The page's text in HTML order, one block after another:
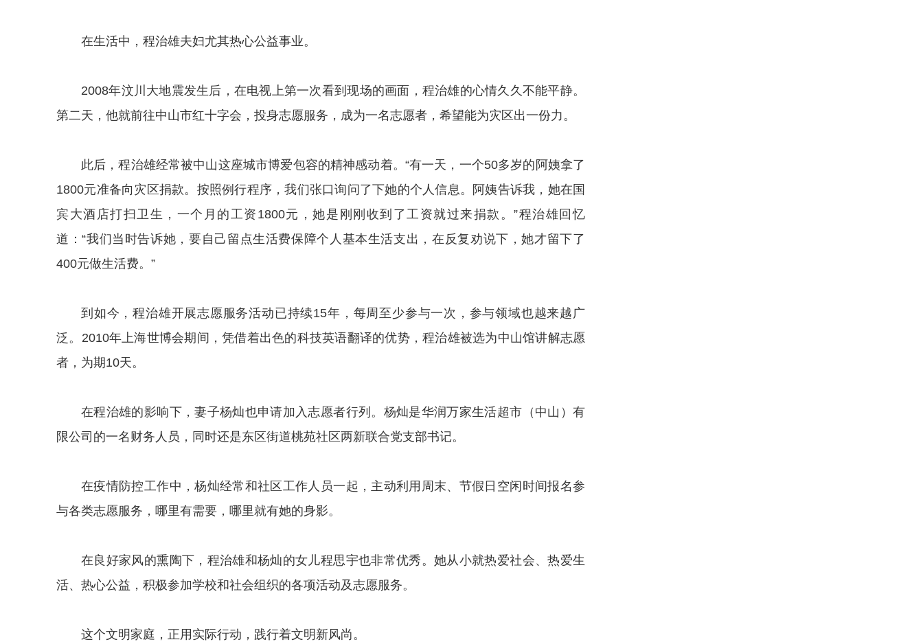
在生活中，程治雄夫妇尤其热心公益事业。
2008年汶川大地震发生后，在电视上第一次看到现场的画面，程治雄的心情久久不能平静。
第二天，他就前往中山市红十字会，投身志愿服务，成为一名志愿者，希望能为灾区出一份力。
此后，程治雄经常被中山这座城市博爱包容的精神感动着。“有一天，一个50多岁的阿姨拿了
1800元准备向灾区捐款。按照例行程序，我们张口询问了下她的个人信息。阿姨告诉我，她在国
宾大酒店打扫卫生，一个月的工资1800元，她是刚刚收到了工资就过来捐款。”程治雄回忆
道：“我们当时告诉她，要自己留点生活费保障个人基本生活支出，在反复劝说下，她才留下了
400元做生活费。”
到如今，程治雄开展志愿服务活动已持续15年，每周至少参与一次，参与领域也越来越广
泛。2010年上海世博会期间，凭借着出色的科技英语翻译的优势，程治雄被选为中山馆讲解志愿
者，为期10天。
在程治雄的影响下，妻子杨灿也申请加入志愿者行列。杨灿是华润万家生活超市（中山）有
限公司的一名财务人员，同时还是东区街道桃苑社区两新联合党支部书记。
在疫情防控工作中，杨灿经常和社区工作人员一起，主动利用周末、节假日空闲时间报名参
与各类志愿服务，哪里有需要，哪里就有她的身影。
在良好家风的熏陶下，程治雄和杨灿的女儿程思宇也非常优秀。她从小就热爱社会、热爱生
活、热心公益，积极参加学校和社会组织的各项活动及志愿服务。
这个文明家庭，正用实际行动，践行着文明新风尚。